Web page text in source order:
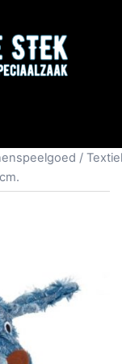
/ Textiel